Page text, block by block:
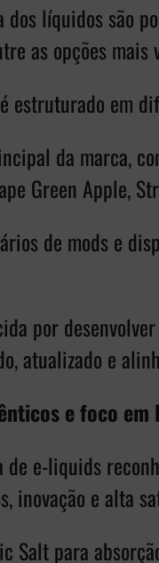
líquidos são
as opções mais
estruturado em
da marca,
Green Apple,
de mods e
por
atualizado e
e foco em
de e-liquids
inovação e alta
Salt para